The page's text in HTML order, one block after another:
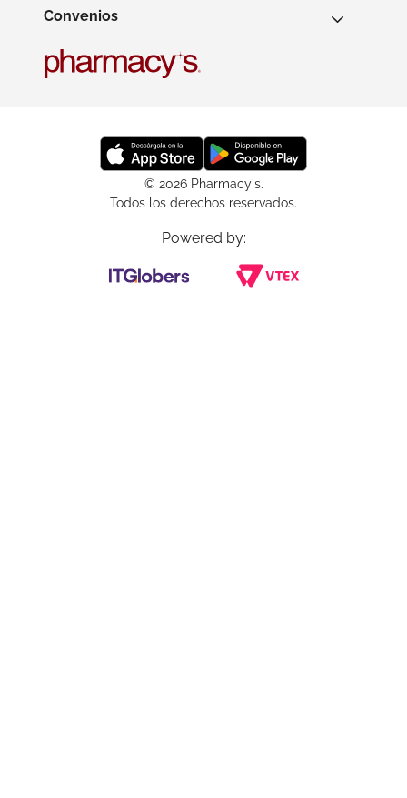
Convenios
© 2026 Pharmacy's.
Todos los derechos reservados.
Powered by: